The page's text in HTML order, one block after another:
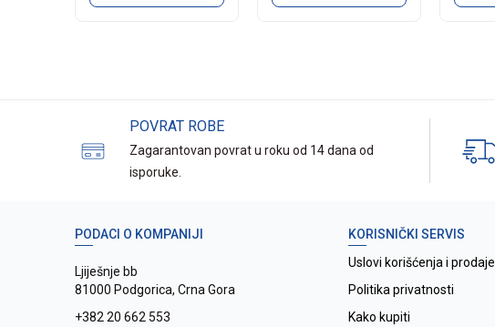
POVRAT ROBE
Zagarantovan povrat u roku od 14 dana od
isporuke.
PODACI O KOMPANIJI
Ljiješnje bb
81000 Podgorica, Crna Gora
+382 20 662 553
KORISNIČKI SERVIS
Uslovi korišćenja i prodaje
Politika privatnosti
Kako kupiti